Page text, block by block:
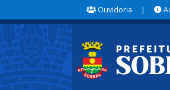
Ouvidoria |